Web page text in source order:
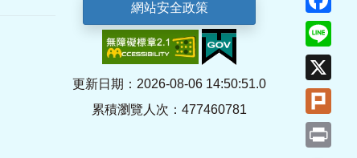
網站安全政策
更新日期：2026-08-06 14:50:51.0
累積瀏覽人次：477460781